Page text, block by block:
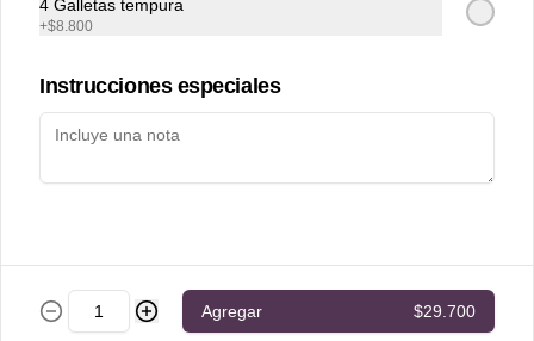
Instagram
Iniciar sesión
4 Galletas tempura
+$8.800
Instrucciones especiales
Agregar $29.700